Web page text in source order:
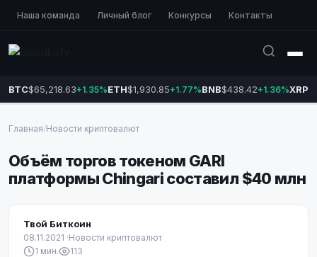
Наша команда Личный блог Конкурсы Контакты
BTC$65,218.63+1.35%ETH$1,930.85+1.77%BNB$438.42+1.36%XRP
Главная/Новости криптовалют
Объём торгов токеном GARI
платформы Chingari составил $40 млн
Твой Биткоин
08.11.2021 ·Новости криптовалют
1 мин.
113